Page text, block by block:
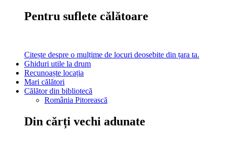
Pentru suflete călătoare
Citește despre o mulțime de locuri deosebite din țara ta.
Ghiduri utile la drum
Recunoaște locația
Mari călători
Călător din bibliotecă
România Pitorească
Din cărți vechi adunate